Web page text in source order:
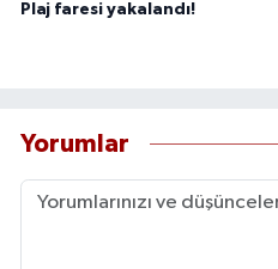
Plaj faresi yakalandı!
Yorumlar